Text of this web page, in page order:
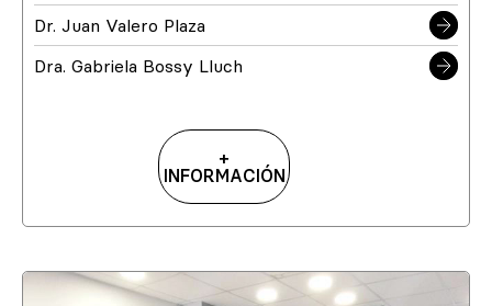
Dr. Juan Valero Plaza
Dra. Gabriela Bossy Lluch
+
INFORMACIÓN